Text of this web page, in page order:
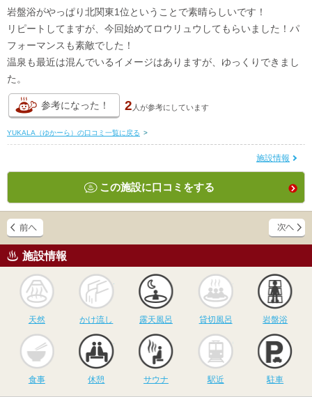
岩盤浴がやっぱり北関東1位ということで素晴らしいです！
リピートしてますが、今回始めてロウリュウしてもらいました！パ
フォーマンスも素敵でした！
温泉も最近は混んでいるイメージはありますが、ゆっくりできまし
た。
参考になった！ 2 人が参考にしています
YUKALA（ゆかーら）の口コミ一覧に戻る >
施設情報
この施設に口コミをする
施設情報
天然
かけ流し
かけ流し
露天風呂
露天風呂
貸切風呂
貸切風呂 岩盤浴
食事 休憩
サウナ
サウナ 駅近 駐車